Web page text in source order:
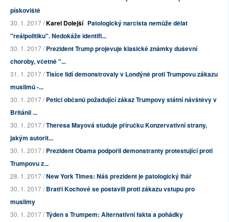
pískoviště
30. 1. 2017 /Karel Dolejší Patologický narcista nemůže dělat
"reálpolitiku". Nedokáže identifi...
30. 1. 2017 /Prezident Trump projevuje klasické známky duševní
choroby, včetně "...
31. 1. 2017 /Tisíce lidí demonstrovaly v Londýně proti Trumpovu zákazu
muslimů -...
30. 1. 2017 /Petici občanů požadující zákaz Trumpovy státní návštěvy v
Británii ...
30. 1. 2017 /Theresa Mayová studuje příručku Konzervativní strany,
jakým autorit...
30. 1. 2017 /Prezident Obama podpořil demonstranty protestující proti
Trumpovu z...
28. 1. 2017 /New York Times: Náš prezident je patologický lhář
30. 1. 2017 /Bratři Kochové se postavili proti zákazu vstupu pro
muslimy
30. 1. 2017 /Týden s Trumpem: Alternativní fakta a pohádky